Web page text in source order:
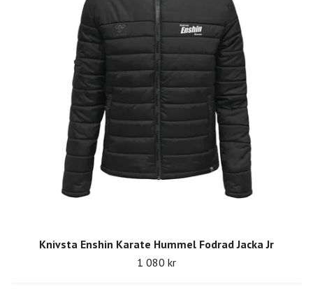
Knivsta Enshin Karate Hummel Fodrad Jacka Jr
1 080 kr